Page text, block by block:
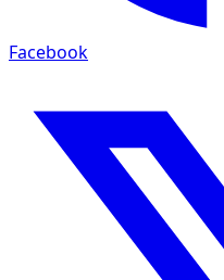
Facebook